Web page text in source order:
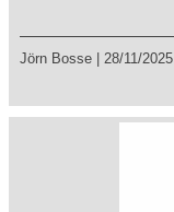
Jörn Bosse
28/11/2025